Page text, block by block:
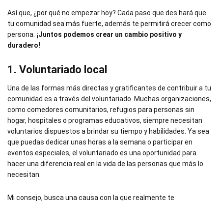
Así que, ¿por qué no empezar hoy? Cada paso que des hará que
tu comunidad sea más fuerte, además te permitirá crecer como
persona. ¡Juntos podemos crear un cambio positivo y
duradero!
1. Voluntariado local
Una de las formas más directas y gratificantes de contribuir a tu
comunidad es a través del voluntariado. Muchas organizaciones,
como comedores comunitarios, refugios para personas sin
hogar, hospitales o programas educativos, siempre necesitan
voluntarios dispuestos a brindar su tiempo y habilidades. Ya sea
que puedas dedicar unas horas a la semana o participar en
eventos especiales, el voluntariado es una oportunidad para
hacer una diferencia real en la vida de las personas que más lo
necesitan.
Mi consejo, busca una causa con la que realmente te